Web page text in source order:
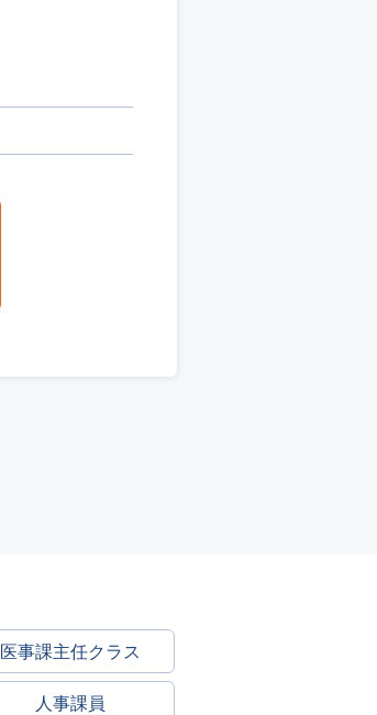
医事課主任クラス
人事課員